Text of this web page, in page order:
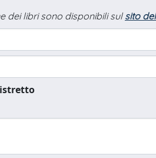
dei libri sono disponibili sul sito